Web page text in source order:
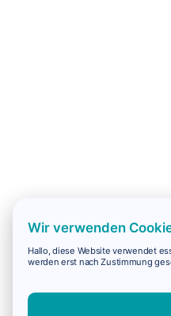
Wir verwenden
Hallo, diese Website verwendet
werden erst nach Zustimmung